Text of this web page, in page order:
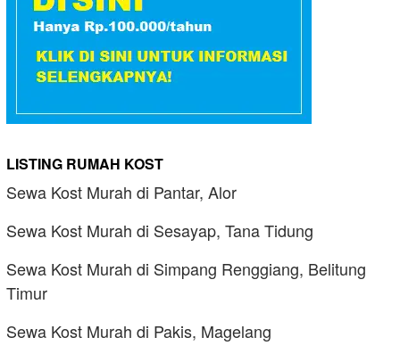
LISTING RUMAH KOST
Sewa Kost Murah di Pantar, Alor
Sewa Kost Murah di Sesayap, Tana Tidung
Sewa Kost Murah di Simpang Renggiang, Belitung
Timur
Sewa Kost Murah di Pakis, Magelang